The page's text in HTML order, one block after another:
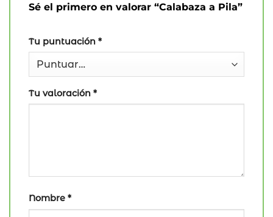
Sé el primero en valorar “Calabaza a Pila”
Tu puntuación *
Tu valoración *
Nombre *